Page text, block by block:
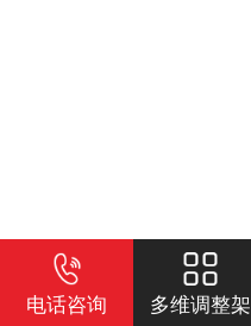
电话咨询 多维调整架